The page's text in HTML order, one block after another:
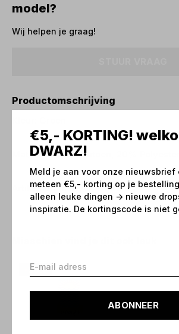
€5,- KORTING!
DWARZ!
Meld je aan voor onze nieuwsbrief
meteen €5,- korting op je
alleen leuke dingen -> nieuwe
inspiratie. De kortingscode is niet
ABONNEER
model?
Wij helpen je graag!
Productomschrijving
Materiaal: 80% Katoen, 20% Polyester
Artikelnummer: AMK1003
-50%